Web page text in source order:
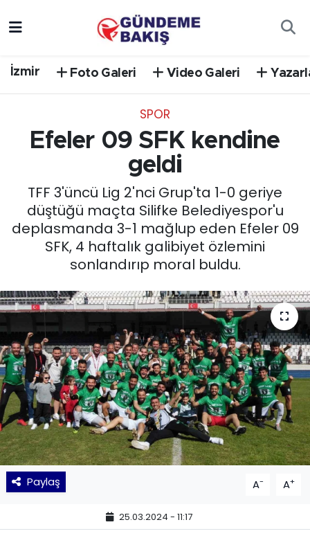
İzmir Foto Galeri Video Galeri
SPOR
Efeler 09 SFK kendine
geldi
TFF 3'üncü Lig 2'nci Grup'ta 1-0 geriye
düştüğü maçta Silifke Belediyespor'u
deplasmanda 3-1 mağlup eden Efeler 09
SFK, 4 haftalık galibiyet özlemini
sonlandırıp moral buldu.
Paylaş A- A+
25.03.2024 - 11:17
EĞİTİM
EKONOMİ
English News
GÜNCEL
KÜLTÜR SANAT
MAGAZİN
POLİTİKA
SAĞLIK
Siyaset
Süper Lig Puan Durumu ve Fikstür
Tüm Manşetler
Son Dakika Haberleri
Haber Arşivi